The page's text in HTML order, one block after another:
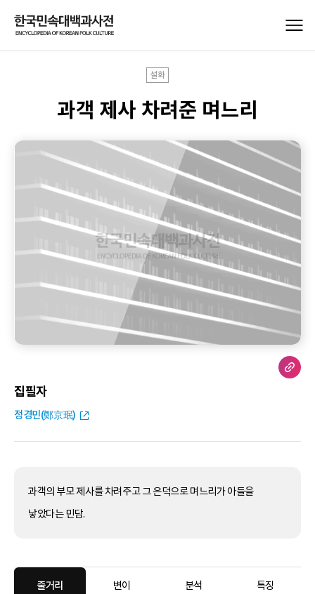
설화
과객 제사 차려준 며느리
집필자
정경민(鄭京珉)
과객의 부모 제사를 차려주고 그 은덕으로 며느리가 아들을
낳았다는 민담.
줄거리 변이 분석 특징